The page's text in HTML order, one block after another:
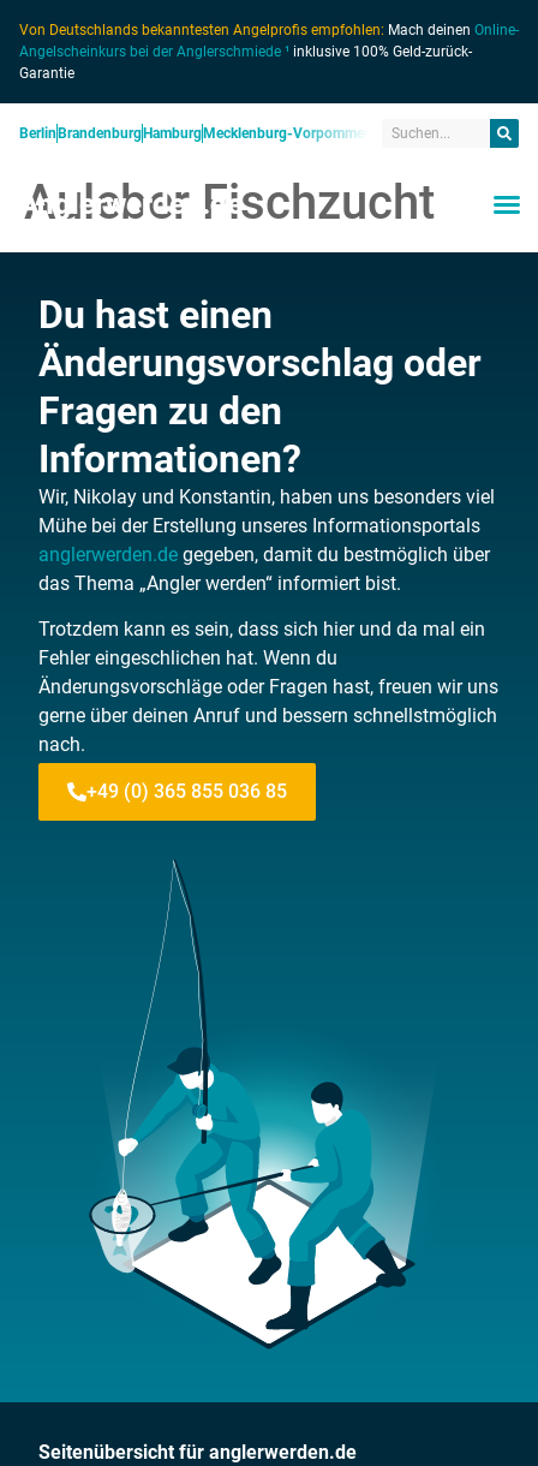
Von Deutschlands bekanntesten Angelprofis empfohlen: Mach deinen Online-
Angelscheinkurs bei der Anglerschmiede ¹ inklusive 100% Geld-zurück-
Garantie
Berlin Brandenburg Hamburg Mecklenburg-Vorpommern Niedersachsen
Anglerwerden.de
Auleber Fischzucht
Du hast einen
Änderungsvorschlag oder
Fragen zu den
Informationen?
Wir, Nikolay und Konstantin, haben uns besonders viel
Mühe bei der Erstellung unseres Informationsportals
anglerwerden.de gegeben, damit du bestmöglich über
das Thema „Angler werden“ informiert bist.
Trotzdem kann es sein, dass sich hier und da mal ein
Fehler eingeschlichen hat. Wenn du
Änderungsvorschläge oder Fragen hast, freuen wir uns
gerne über deinen Anruf und bessern schnellstmöglich
nach.
+49 (0) 365 855 036 85
Seitenübersicht für anglerwerden.de